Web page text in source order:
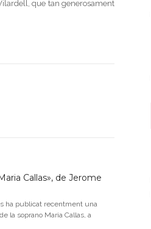
que tan generosament
Callas», de Jerome
ha publicat recentment una
la soprano Maria Callas, a